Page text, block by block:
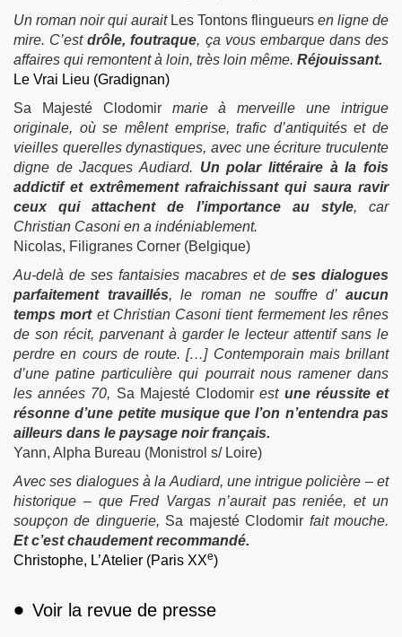
Un roman noir qui aurait Les Tontons flingueurs en ligne de
mire. C’estdrôle, foutraque, ça vous embarque dans des
affaires qui remontent à loin, très loin même. Réjouissant.
Le Vrai Lieu (Gradignan)
Sa Majesté Clodomirmarie à merveille une intrigue
originale, où se mêlent emprise, trafic d’antiquités et de
vieilles querelles dynastiques, avec une écriture truculente
digne de Jacques Audiard. Un polar littéraire à la fois
addictif et extrêmement rafraichissant qui saura ravir
ceux qui attachent de l’importance au style, car
Christian Casoni en a indéniablement.
Nicolas, Filigranes Corner (Belgique)
Au-delà de ses fantaisies macabres et de ses dialogues
parfaitement travaillés, le roman ne souffre d’aucun
temps mortet Christian Casoni tient fermement les rênes
de son récit, parvenant à garder le lecteur attentif sans le
perdre en cours de route. […] Contemporain mais brillant
d’une patine particulière qui pourrait nous ramener dans
les années 70, Sa Majesté Clodomir est une réussite et
résonne d’une petite musique que l’on n’entendra pas
ailleurs dans le paysage noir français.
Yann, Alpha Bureau (Monistrol s/ Loire)
Avec ses dialogues à la Audiard, une intrigue policière – et
historique – que Fred Vargas n’aurait pas reniée, et un
soupçon de dinguerie, Sa majesté Clodomir fait mouche.
Et c’est chaudement recommandé.
Christophe, L’Atelier (Paris XXe)
• Voir la revue de presse